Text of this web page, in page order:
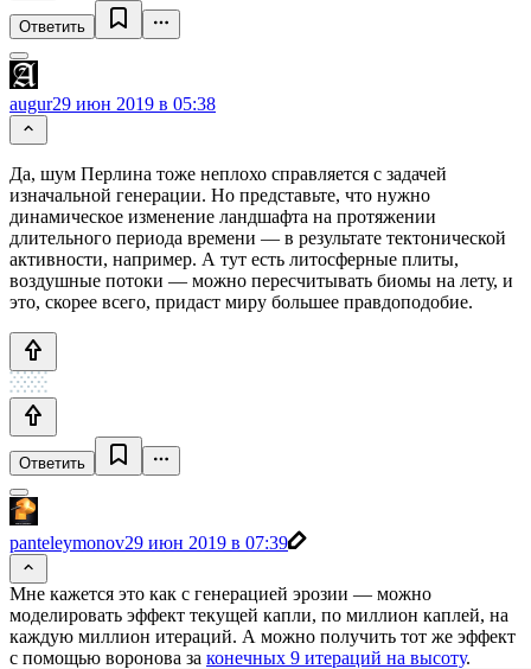
Ответить
augur29 июн 2019 в 05:38
Да, шум Перлина тоже неплохо справляется с задачей
изначальной генерации. Но представьте, что нужно
динамическое изменение ландшафта на протяжении
длительного периода времени — в результате тектонической
активности, например. А тут есть литосферные плиты,
воздушные потоки — можно пересчитывать биомы на лету, и
это, скорее всего, придаст миру большее правдоподобие.
Ответить
panteleymonov29 июн 2019 в 07:39
Мне кажется это как с генерацией эрозии — можно
моделировать эффект текущей капли, по миллион каплей, на
каждую миллион итераций. А можно получить тот же эффект
с помощью воронова за конечных 9 итераций на высоту.